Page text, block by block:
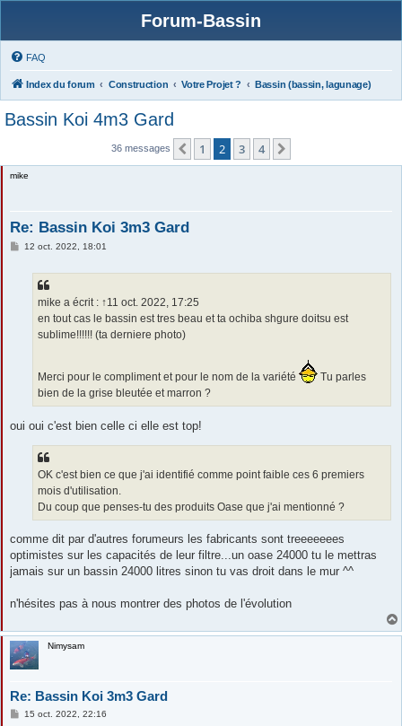
Forum-Bassin
FAQ
Index du forum Construction Votre Projet ? Bassin (bassin, lagunage)
Bassin Koi 4m3 Gard
36 messages Précédente
1 2 3 4
mike
Re: Bassin Koi 3m3 Gard
M12 oct. 2022, 18:01
mike a écrit : ↑11 oct. 2022, 17:25
en tout cas le bassin est tres beau et ta ochiba shgure doitsu est
sublime!!!!!! (ta derniere photo)
Merci pour le compliment et pour le nom de la variété
Tu parles
bien de la grise bleutée et marron ?
oui oui c'est bien celle ci elle est top!
OK c'est bien ce que j'ai identifié comme point faible ces 6 premiers
mois d'utilisation.
Du coup que penses-tu des produits Oase que j'ai mentionné ?
comme dit par d'autres forumeurs les fabricants sont treeeeeees
optimistes sur les capacités de leur filtre...un oase 24000 tu le mettras
jamais sur un bassin 24000 litres sinon tu vas droit dans le mur ^^
n'hésites pas à nous montrer des photos de l'évolution
Nimysam
Re: Bassin Koi 3m3 Gard
M15 oct. 2022, 22:16